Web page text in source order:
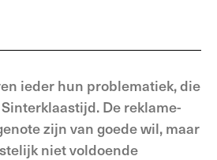
ieder hun problematiek, die
De reklame-
zijn van goede wil, maar
niet voldoende